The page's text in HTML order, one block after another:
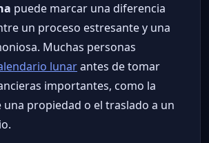
puede marcar una diferencia
un proceso estresante y una
Muchas personas
lunarantes de tomar
importantes, como la
una propiedad o el traslado a un